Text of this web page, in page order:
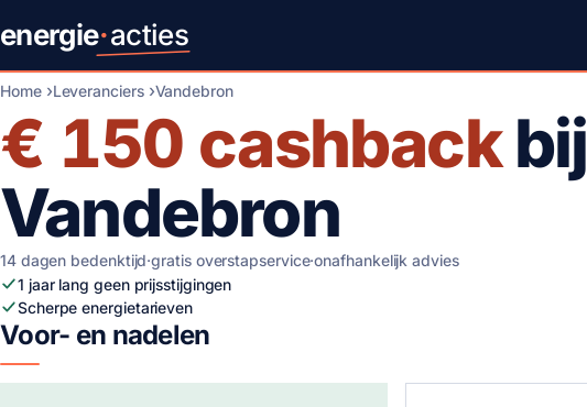
energie·acties
Home Leveranciers Vandebron
€ 150 cashbackbij
Vandebron
14 dagen bedenktijd·gratis overstapservice·onafhankelijk advies
1 jaar lang geen prijsstijgingen
Scherpe energietarieven
Voor- en nadelen